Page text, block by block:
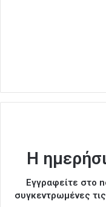
Η
Εγγραφείτε στο
συγκεντρωμένες